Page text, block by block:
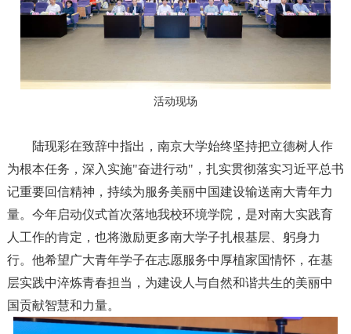
活动现场
陆现彩在致辞中指出，南京大学始终坚持把立德树人作
为根本任务，深入实施"奋进行动"，扎实贯彻落实习近平总书
记重要回信精神，持续为服务美丽中国建设输送南大青年力
量。今年启动仪式首次落地我校环境学院，是对南大实践育
人工作的肯定，也将激励更多南大学子扎根基层、躬身力
行。他希望广大青年学子在志愿服务中厚植家国情怀，在基
层实践中淬炼青春担当，为建设人与自然和谐共生的美丽中
国贡献智慧和力量。